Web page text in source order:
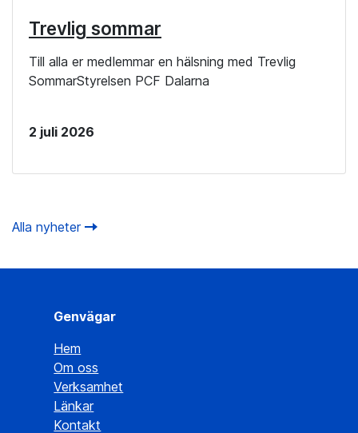
Trevlig sommar
Till alla er medlemmar en hälsning med Trevlig
SommarStyrelsen PCF Dalarna
2 juli 2026
Alla nyheter
Genvägar
Hem
Om oss
Verksamhet
Länkar
Kontakt